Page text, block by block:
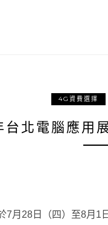
4G資費選擇
北電腦應用
7月28日（四）至8月1